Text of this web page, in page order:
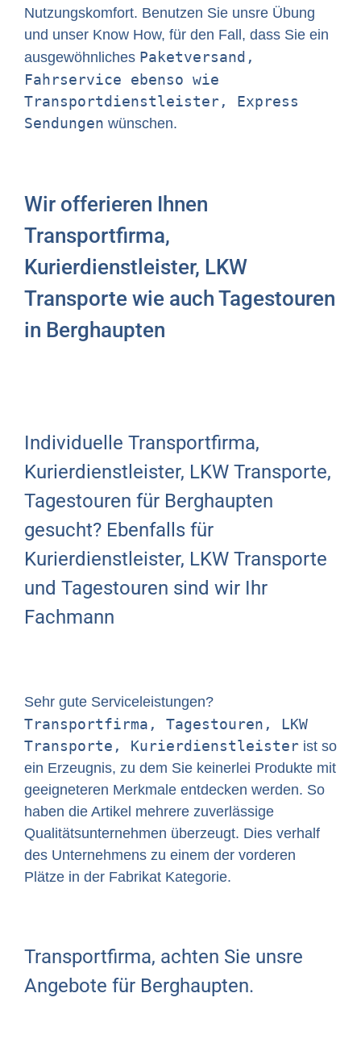
Nutzungskomfort. Benutzen Sie unsre Übung
und unser Know How, für den Fall, dass Sie ein
ausgewöhnliches Paketversand,
Fahrservice ebenso wie
Transportdienstleister, Express
Sendungen wünschen.
Wir offerieren Ihnen
Transportfirma,
Kurierdienstleister, LKW
Transporte wie auch Tagestouren
in Berghaupten
Individuelle Transportfirma,
Kurierdienstleister, LKW Transporte,
Tagestouren für Berghaupten
gesucht? Ebenfalls für
Kurierdienstleister, LKW Transporte
und Tagestouren sind wir Ihr
Fachmann
Sehr gute Serviceleistungen?
Transportfirma, Tagestouren, LKW
Transporte, Kurierdienstleister ist so
ein Erzeugnis, zu dem Sie keinerlei Produkte mit
geeigneteren Merkmale entdecken werden. So
haben die Artikel mehrere zuverlässige
Qualitätsunternehmen überzeugt. Dies verhalf
des Unternehmens zu einem der vorderen
Plätze in der Fabrikat Kategorie.
Transportfirma, achten Sie unsre
Angebote für Berghaupten.